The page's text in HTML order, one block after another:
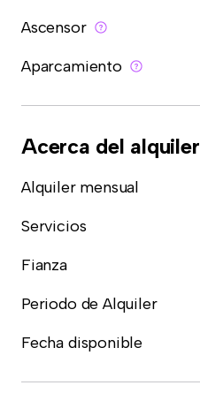
Ascensor
Aparcamiento
Acerca del alquiler
Alquiler mensual
Servicios
Fianza
Periodo de Alquiler
Fecha disponible